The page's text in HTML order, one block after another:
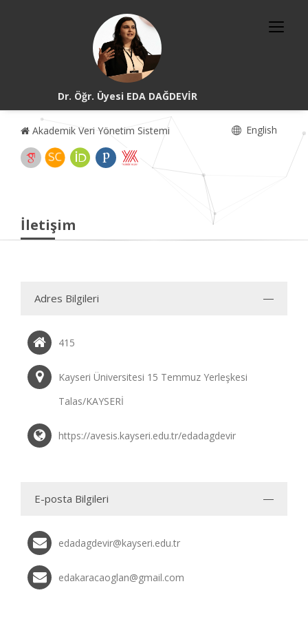
Dr. Öğr. Üyesi EDA DAĞDEVİR
Akademik Veri Yönetim Sistemi English
İletişim
Adres Bilgileri
415
Kayseri Üniversitesi 15 Temmuz Yerleşkesi
Talas/KAYSERİ
https://avesis.kayseri.edu.tr/edadagdevir
E-posta Bilgileri
edadagdevir@kayseri.edu.tr
edakaracaoglan@gmail.com